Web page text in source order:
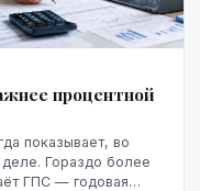
процентной
показывает, во
Гораздо более
ГПС — годовая